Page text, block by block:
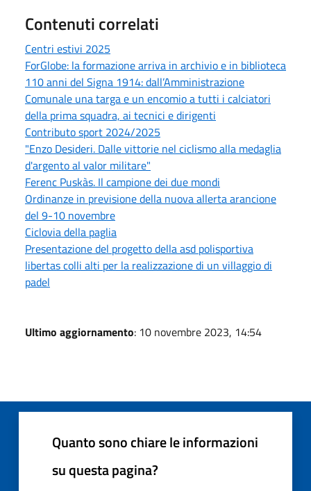
Contenuti correlati
Centri estivi 2025
ForGlobe: la formazione arriva in archivio e in biblioteca
110 anni del Signa 1914: dall’Amministrazione
Comunale una targa e un encomio a tutti i calciatori
della prima squadra, ai tecnici e dirigenti
Contributo sport 2024/2025
"Enzo Desideri. Dalle vittorie nel ciclismo alla medaglia
d'argento al valor militare"
Ferenc Puskàs. Il campione dei due mondi
Ordinanze in previsione della nuova allerta arancione
del 9-10 novembre
Ciclovia della paglia
Presentazione del progetto della asd polisportiva
libertas colli alti per la realizzazione di un villaggio di
padel
Ultimo aggiornamento: 10 novembre 2023, 14:54
Quanto sono chiare le informazioni
su questa pagina?